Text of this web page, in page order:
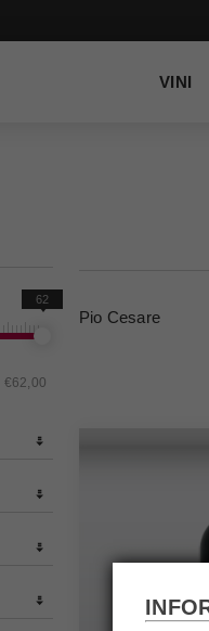
VINI
Pio Cesare
€62,00
62